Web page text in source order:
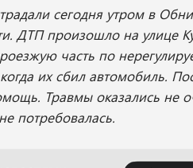
сегодня утром в
ДТП произошло на улице
часть по
их сбил автомобиль.
Травмы оказались не
потребовалась.